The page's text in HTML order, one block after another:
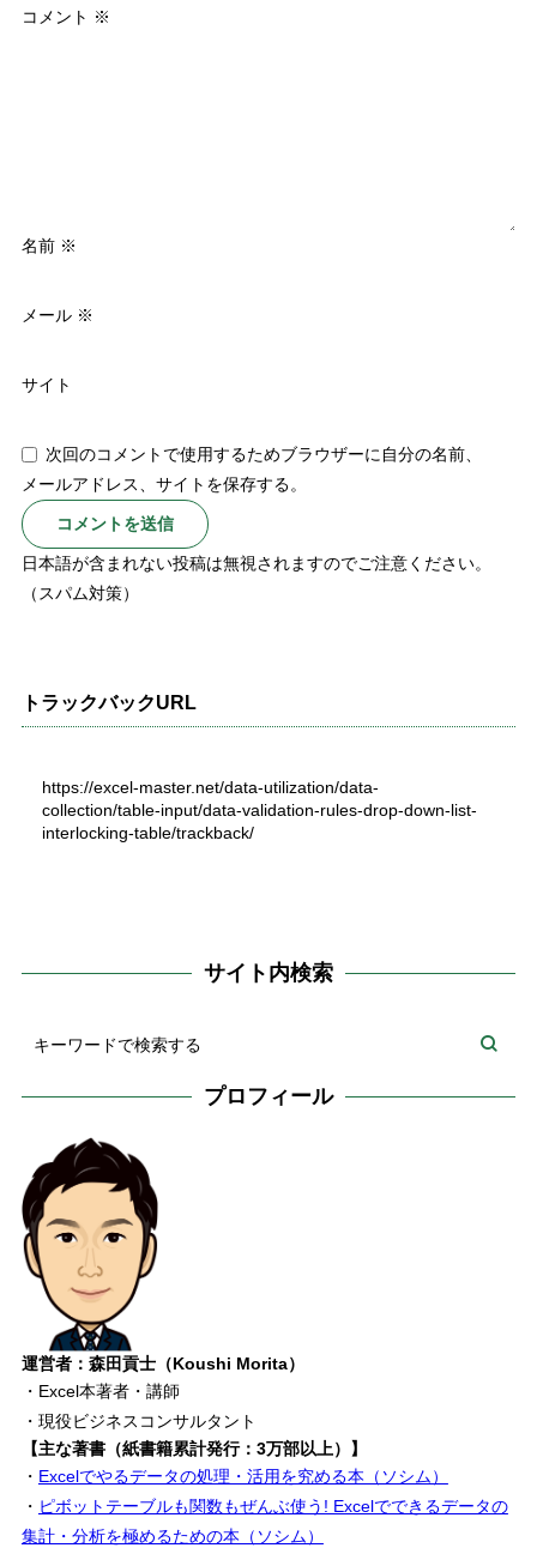
コメント ※
名前 ※
メール ※
サイト
次回のコメントで使用するためブラウザーに自分の名前、
メールアドレス、サイトを保存する。
日本語が含まれない投稿は無視されますのでご注意ください。
（スパム対策）
トラックバックURL
https://excel-master.net/data-utilization/data-
collection/table-input/data-validation-rules-drop-down-list-
interlocking-table/trackback/
サイト内検索
プロフィール
運営者：森田貢士（Koushi Morita）
・Excel本著者・講師
・現役ビジネスコンサルタント
【主な著書（紙書籍累計発行：3万部以上）】
・ Excelでやるデータの処理・活用を究める本（ソシム）
・ ピボットテーブルも関数もぜんぶ使う! Excelでできるデータの
集計・分析を極めるための本（ソシム）